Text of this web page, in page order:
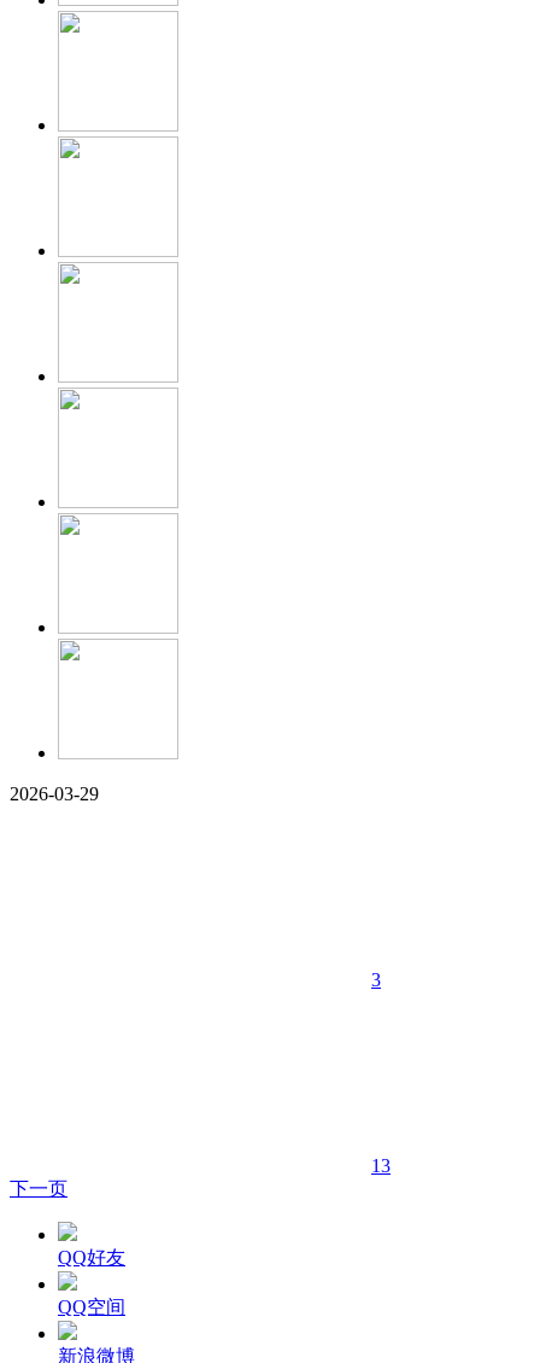
2026-03-29
3
13
下一页
QQ好友
QQ空间
新浪微博